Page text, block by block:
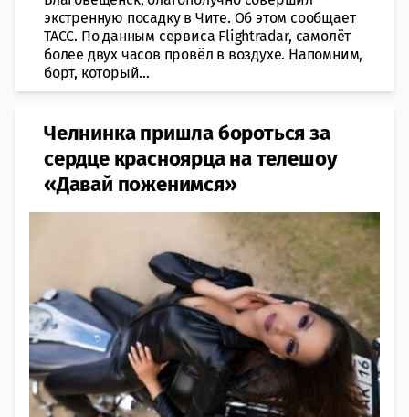
экстренную посадку в Чите. Об этом сообщает
ТАСС. По данным сервиса Flightradar, самолёт
более двух часов провёл в воздухе. Напомним,
борт, который...
Челнинка пришла бороться за
сердце красноярца на телешоу
«Давай поженимся»